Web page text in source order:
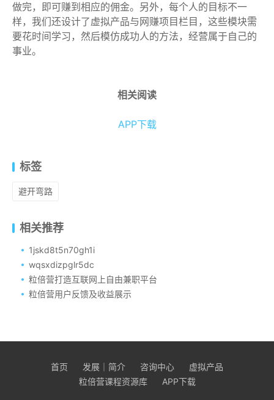
做完，即可赚到相应的佣金。另外，每个人的目标不一
样，我们还设计了虚拟产品与网赚项目栏目，这些模块需
要花时间学习，然后模仿成功人的方法，经营属于自己的
事业。
相关阅读
APP下载
标签
避开弯路
相关推荐
1jskd8t5n70gh1i
wqsxdizpglr5dc
粒倍营打造互联网上自由兼职平台
粒倍营用户反馈及收益展示
首页 发展｜简介 咨询中心
虚拟产品
粒倍营课程资源库
APP下载